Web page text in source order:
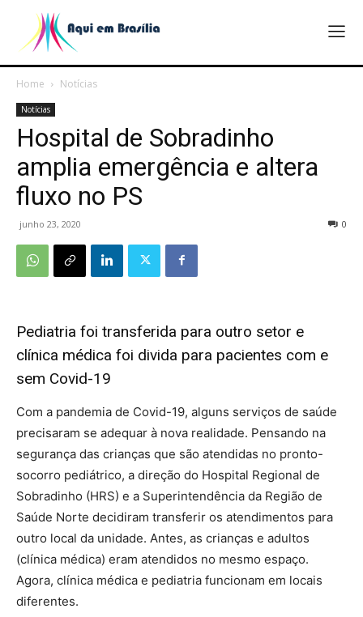
Home Notícias
Notícias
Hospital de Sobradinho
amplia emergência e altera
fluxo no PS
junho 23, 2020 0
Pediatria foi transferida para outro setor e
clínica médica foi divida para pacientes com e
sem Covid-19
Com a pandemia de Covid-19, alguns serviços de saúde
precisaram se adequar à nova realidade. Pensando na
segurança das crianças que são atendidas no pronto-
socorro pediátrico, a direção do Hospital Regional de
Sobradinho (HRS) e a Superintendência da Região de
Saúde Norte decidiram transferir os atendimentos para
outro local da unidade. Antes, as crianças e adultos
(clínica médica) eram atendidos no mesmo espaço.
Agora, clínica médica e pediatria funcionam em locais
diferentes.